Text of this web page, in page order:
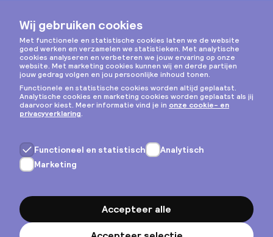
Instagram
Privacy & cookies
Algemene voorwaarden